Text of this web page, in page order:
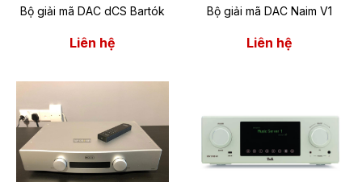
Bộ giải mã DAC dCS Bartók
Liên hệ
Bộ giải mã DAC Naim V1
Liên hệ